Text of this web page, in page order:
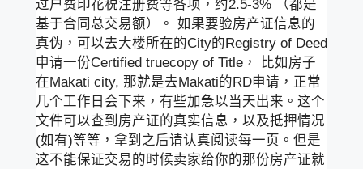
过户费印花税注册费等各项，约2.5-3% （都是
基于合同总交易额）。 如果要验房产证信息的
真伪，可以去大楼所在的City的Registry of Deed
申请一份Certified truecopy of Title， 比如房子
在Makati city, 那就是去Makati的RD申请，正常
几个工作日会下来，有些加急以当天出来。这个
文件可以查到房产证的真实信息，以及抵押情况
(如有)等等，拿到之后请认真阅读每一页。但是
这不能保证交易的时候卖家给你的那份房产证就